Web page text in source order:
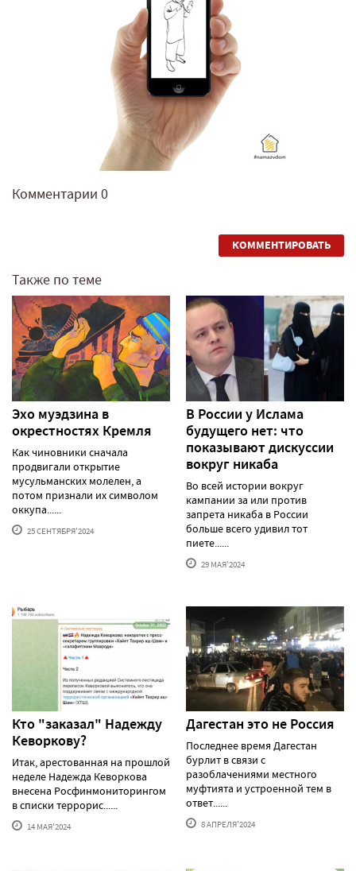
Комментарии 0
КОММЕНТИРОВАТЬ
Также по теме
Эхо муэдзина в
окрестностях Кремля
Как чиновники сначала
продвигали открытие
мусульманских молелен, а
потом признали их символом
оккупа......
25 СЕНТЯБРЯ'2024
В России у Ислама
будущего нет: что
показывают дискуссии
вокруг никаба
Во всей истории вокруг
кампании за или против
запрета никаба в России
больше всего удивил тот
пиете......
29 МАЯ'2024
Кто "заказал" Надежду
Кеворкову?
Итак, арестованная на прошлой
неделе Надежда Кеворкова
внесена Росфинмониторингом
в списки террорис......
14 МАЯ'2024
Дагестан это не Россия
Последнее время Дагестан
бурлит в связи с
разоблачениями местного
муфтията и устроенной тем в
ответ......
8 АПРЕЛЯ'2024